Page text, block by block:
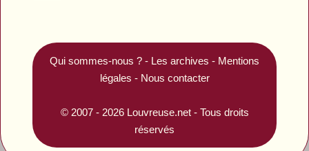
Qui sommes-nous ? - Les archives - Mentions
légales - Nous contacter
© 2007 - 2026 Louvreuse.net- Tous droits
réservés